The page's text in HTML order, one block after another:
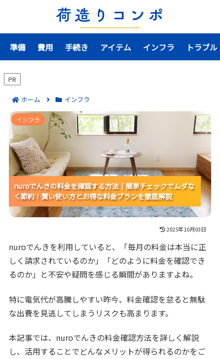
準備 費用 手続き アイテム インフラ トラブル
PR
ホーム インフラ
nuroでんきの料金を確認する方法｜簡単チェックでム
ダなく節約！賢い使い方とお得な料金プランを徹底解
説
nuroでんきの料金を確認する方法｜簡単チェックでムダな
く節約！賢い使い方とお得な料金プランを徹底解説
nuroでんきの料金を確認する方法｜簡単チェックでムダな
く節約！賢い使い方とお得な料金プランを徹底解説
nuroでんきの料金を確認する方法｜簡単チェックでムダな
く節約！賢い使い方とお得な料金プランを徹底解説
インフラ
2025年10月03日
nuroでんきを利用していると、「毎月の料金は本当に正
しく請求されているのか」「どのように料金を確認でき
るのか」と不安や疑問を感じる瞬間がありますよね。
特に電気代が高騰しやすい昨今、料金確認を怠ると無駄
な出費を見逃してしまうリスクも高まります。
本記事では、nuroでんきの料金確認方法を詳しく解説
し、活用することでどんなメリットが得られるのかをご